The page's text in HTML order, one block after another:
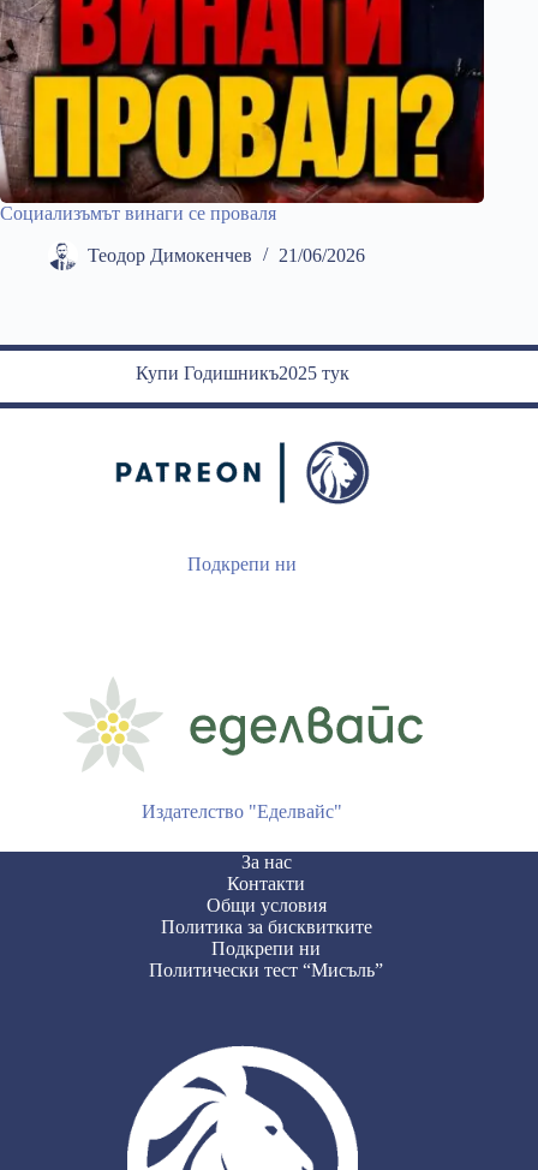
Социализъмът винаги се проваля
Теодор Димокенчев 21/06/2026
Купи Годишникъ2025 тук
Подкрепи ни
Издателство "Еделвайс"
За нас
Контакти
Общи условия
Политика за бисквитките
Подкрепи ни
Политически тест “Мисъль”